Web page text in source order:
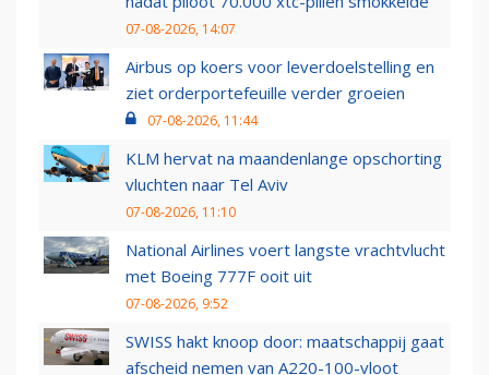
07-08-2026, 14:07
Airbus op koers voor leverdoelstelling en
ziet orderportefeuille verder groeien
07-08-2026, 11:44
KLM hervat na maandenlange opschorting
vluchten naar Tel Aviv
07-08-2026, 11:10
National Airlines voert langste vrachtvlucht
met Boeing 777F ooit uit
07-08-2026, 9:52
SWISS hakt knoop door: maatschappij gaat
afscheid nemen van A220-100-vloot